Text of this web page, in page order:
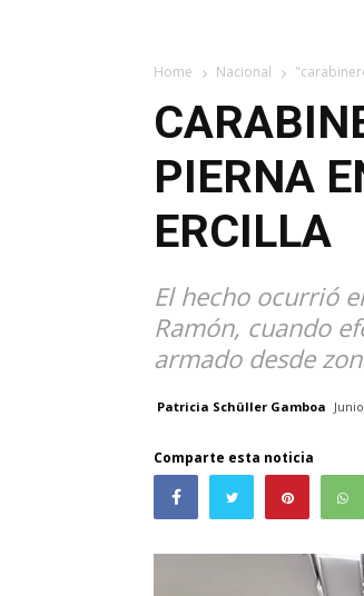
Home Nacional
PIERNA
ERCILLA
El hecho ocurrió
Ramón, cuando
armado desde
Patricia Schüller Gamboa
Comparte esta noticia